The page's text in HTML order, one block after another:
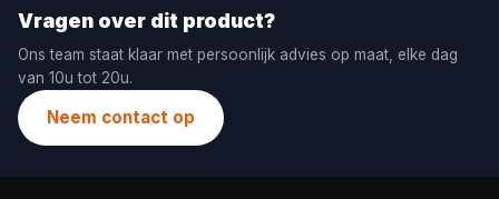
Vragen over dit product?
Ons team staat klaar met persoonlijk advies op maat, elke dag
van 10u tot 20u.
Neem contact op